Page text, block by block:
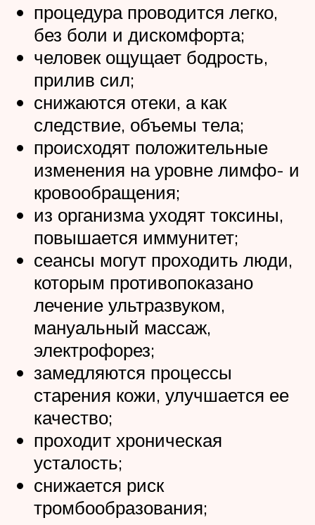
процедура проводится легко,
без боли и дискомфорта;
человек ощущает бодрость,
прилив сил;
снижаются отеки, а как
следствие, объемы тела;
происходят положительные
изменения на уровне лимфо- и
кровообращения;
из организма уходят токсины,
повышается иммунитет;
сеансы могут проходить люди,
которым противопоказано
лечение ультразвуком,
мануальный массаж,
электрофорез;
замедляются процессы
старения кожи, улучшается ее
качество;
проходит хроническая
усталость;
снижается риск
тромбообразования;